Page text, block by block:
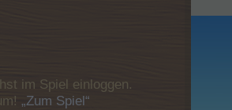
im Spiel einloggen.
„Zum Spiel“